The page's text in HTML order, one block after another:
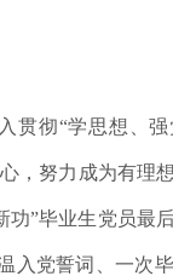
贯彻“学思想、
，努力成为有理
功”毕业生党员最
入党誓词、一次